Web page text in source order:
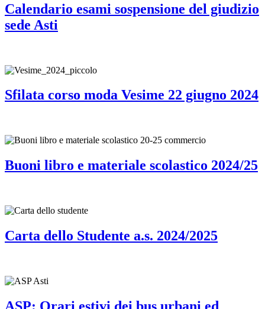
Calendario esami sospensione del giudizio
sede Asti
Sfilata corso moda Vesime 22 giugno 2024
Buoni libro e materiale scolastico 2024/25
Carta dello Studente a.s. 2024/2025